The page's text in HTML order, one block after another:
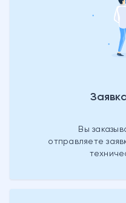
Вы
отправляете